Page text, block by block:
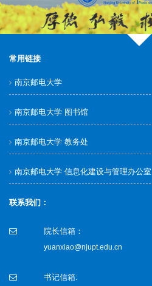
常用链接
南京邮电大学
南京邮电大学 图书馆
南京邮电大学 教务处
南京邮电大学 信息化建设与管理办公室
联系我们：
院长信箱：
yuanxiao@njupt.edu.cn
书记信箱: